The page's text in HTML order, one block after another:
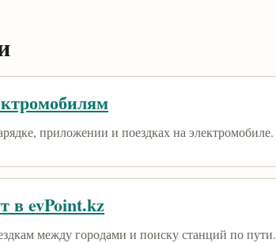
приложении и поездках на электромобиле.
в evPoint.kz
между городами и поиску станций по пути.